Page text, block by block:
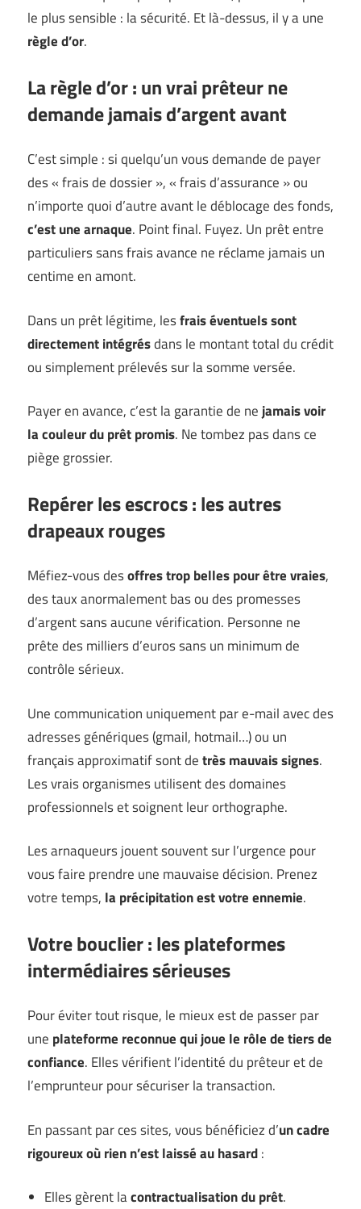
le plus sensible : la sécurité. Et là-dessus, il y a une
règle d’or.
La règle d’or : un vrai prêteur ne
demande jamais d’argent avant
C’est simple : si quelqu’un vous demande de payer
des « frais de dossier », « frais d’assurance » ou
n’importe quoi d’autre avant le déblocage des fonds,
c’est une arnaque. Point final. Fuyez. Un prêt entre
particuliers sans frais avance ne réclame jamais un
centime en amont.
Dans un prêt légitime, lesfrais éventuels sont
directement intégrésdans le montant total du crédit
ou simplement prélevés sur la somme versée.
Payer en avance, c’est la garantie de nejamais voir
la couleur du prêt promis. Ne tombez pas dans ce
piège grossier.
Repérer les escrocs : les autres
drapeaux rouges
Méfiez-vous desoffres trop belles pour être vraies,
des taux anormalement bas ou des promesses
d’argent sans aucune vérification. Personne ne
prête des milliers d’euros sans un minimum de
contrôle sérieux.
Une communication uniquement par e-mail avec des
adresses génériques (gmail, hotmail…) ou un
français approximatif sont detrès mauvais signes.
Les vrais organismes utilisent des domaines
professionnels et soignent leur orthographe.
Les arnaqueurs jouent souvent sur l’urgence pour
vous faire prendre une mauvaise décision. Prenez
votre temps, la précipitation est votre ennemie.
Votre bouclier : les plateformes
intermédiaires sérieuses
Pour éviter tout risque, le mieux est de passer par
une plateforme reconnue qui joue le rôle de tiers de
confiance. Elles vérifient l’identité du prêteur et de
l’emprunteur pour sécuriser la transaction.
En passant par ces sites, vous bénéficiez d’un cadre
rigoureux où rien n’est laissé au hasard:
Elles gèrent lacontractualisation du prêt.